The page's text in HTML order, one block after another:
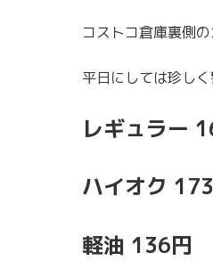
コストコ倉庫裏側
平日にしては珍しく
レギュラー
ハイオク
軽油 136円